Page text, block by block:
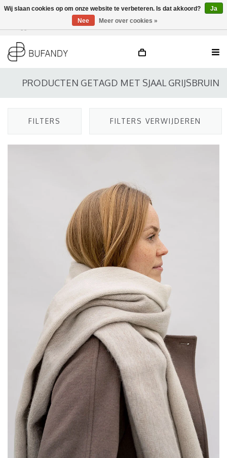
DE / EN
PRODUCTEN GETAGD MET SJAAL GRIJSBRUIN
FILTERS FILTERS VERWIJDEREN
Wij slaan cookies op om onze website te verbeteren. Is dat akkoord?
Ja
Nee
Meer over cookies »